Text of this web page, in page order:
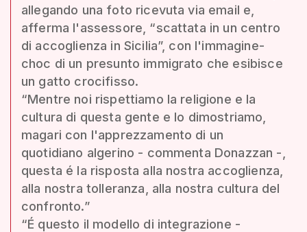
allegando una foto ricevuta via email e,
afferma l'assessore, “scattata in un centro
di accoglienza in Sicilia”, con l'immagine-
choc di un presunto immigrato che esibisce
un gatto crocifisso.
“Mentre noi rispettiamo la religione e la
cultura di questa gente e lo dimostriamo,
magari con l'apprezzamento di un
quotidiano algerino - commenta Donazzan -,
questa é la risposta alla nostra accoglienza,
alla nostra tolleranza, alla nostra cultura del
confronto.”
“É questo il modello di integrazione -